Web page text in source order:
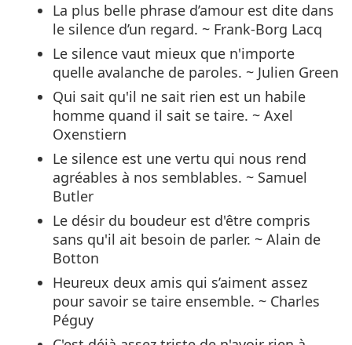
La plus belle phrase d’amour est dite dans
le silence d’un regard. ~ Frank-Borg Lacq
Le silence vaut mieux que n'importe
quelle avalanche de paroles. ~ Julien Green
Qui sait qu'il ne sait rien est un habile
homme quand il sait se taire. ~ Axel
Oxenstiern
Le silence est une vertu qui nous rend
agréables à nos semblables. ~ Samuel
Butler
Le désir du boudeur est d'être compris
sans qu'il ait besoin de parler. ~ Alain de
Botton
Heureux deux amis qui s’aiment assez
pour savoir se taire ensemble. ~ Charles
Péguy